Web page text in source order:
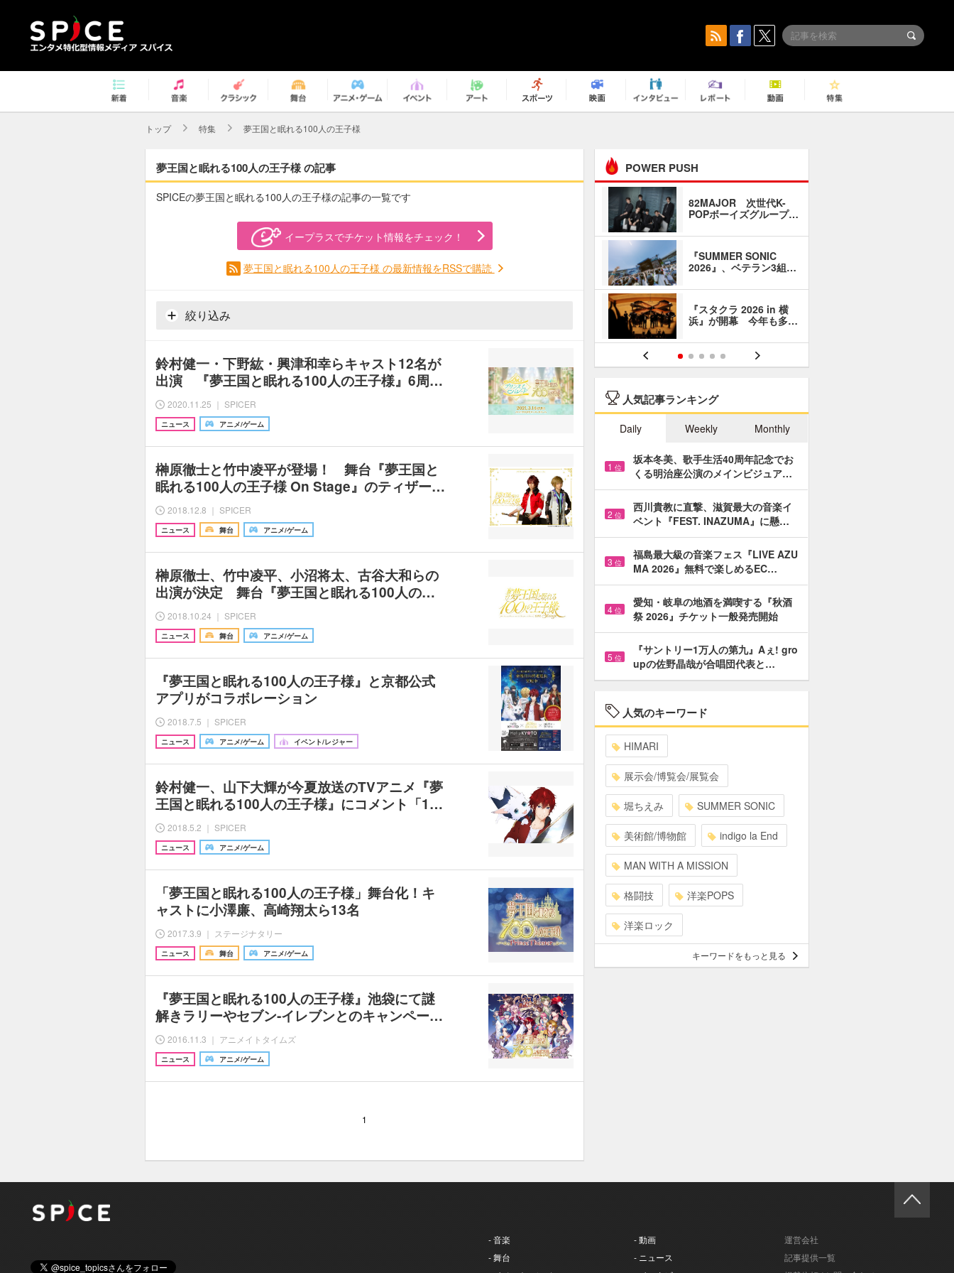
トップ 特集 夢王国と眠れる100人の王子様
夢王国と眠れる100人の王子様 の記事
SPICEの夢王国と眠れる100人の王子様の記事の一覧です
イープラスでチケット情報をチェック！
夢王国と眠れる100人の王子様 の最新情報をRSSで購読
絞り込み
鈴村健一・下野紘・興津和幸らキャスト12名が
出演 『夢王国と眠れる100人の王子様』6周…
2020.11.25 ｜ SPICER
ニュース アニメ/ゲーム
榊原徹士と竹中凌平が登場！ 舞台『夢王国と
眠れる100人の王子様 On Stage』のティザー…
2018.12.8 ｜ SPICER
ニュース 舞台 アニメ/ゲーム
榊原徹士、竹中凌平、小沼将太、古谷大和らの
出演が決定 舞台『夢王国と眠れる100人の…
2018.10.24 ｜ SPICER
ニュース 舞台 アニメ/ゲーム
『夢王国と眠れる100人の王子様』と京都公式
アプリがコラボレーション
2018.7.5 ｜ SPICER
ニュース アニメ/ゲーム イベント/レジャー
鈴村健一、山下大輝が今夏放送のTVアニメ『夢
王国と眠れる100人の王子様』にコメント「1…
2018.5.2 ｜ SPICER
ニュース アニメ/ゲーム
「夢王国と眠れる100人の王子様」舞台化！キ
ャストに小澤廉、高崎翔太ら13名
2017.3.9 ｜ ステージナタリー
ニュース 舞台 アニメ/ゲーム
『夢王国と眠れる100人の王子様』池袋にて謎
解きラリーやセブン‐イレブンとのキャンペー…
2016.11.3 ｜ アニメイトタイムズ
ニュース アニメ/ゲーム
1
POWER PUSH
ｎｄ ｃｌｕｂ
82MAJOR 次世代K-
POPボーイズグループ…
『SUMMER SONIC
2026』、ベテラン3組…
『スタクラ 2026 in 横
浜』が開幕 今年も多…
人気記事ランキング
Daily Weekly Monthly
1 位
坂本冬美、歌手生活40周年記念でお
くる明治座公演のメインビジュア…
2 位
西川貴教に直撃、滋賀最大の音楽イ
ベント『FEST. INAZUMA』に懸…
3 位
福島最大級の音楽フェス『LIVE AZU
MA 2026』無料で楽しめるEC…
4 位
愛知・岐阜の地酒を満喫する『秋酒
祭 2026』チケット一般発売開始
5 位
『サントリー1万人の第九』Aぇ! gro
upの佐野晶哉が合唱団代表と…
人気のキーワード
HIMARI
展示会/博覧会/展覧会
堀ちえみ SUMMER SONIC
美術館/博物館 indigo la End
MAN WITH A MISSION
格闘技 洋楽POPS
洋楽ロック
キーワードをもっと見る
- 音楽
- 舞台
- 動画
- ニュース
運営会社
記事提供一覧